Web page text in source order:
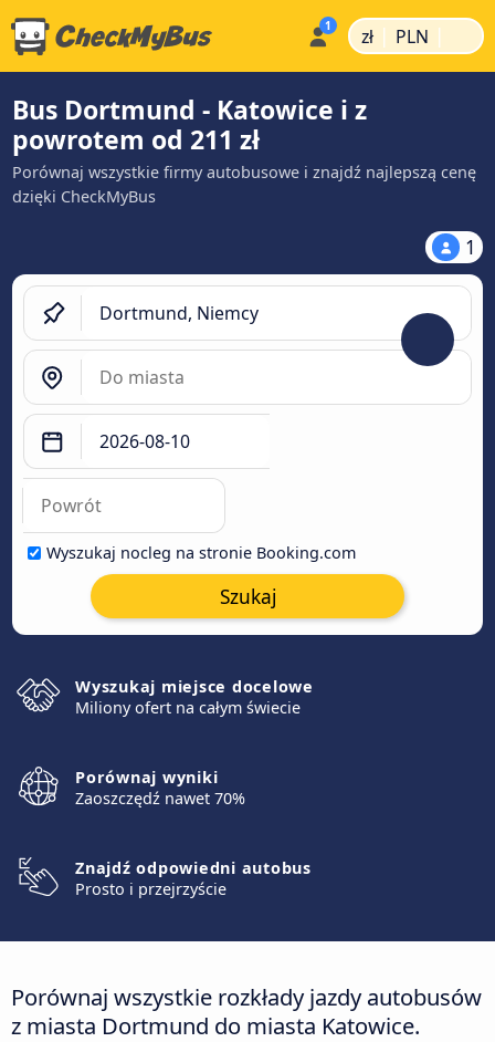
zł | PLN |
Bus Dortmund - Katowice i z
powrotem od 211 zł
Porównaj wszystkie firmy autobusowe i znajdź najlepszą cenę
dzięki CheckMyBus
1
Wyszukaj nocleg na stronie Booking.com
Szukaj
Wyszukaj miejsce docelowe
Miliony ofert na całym świecie
Porównaj wyniki
Zaoszczędź nawet 70%
Znajdź odpowiedni autobus
Prosto i przejrzyście
Porównaj wszystkie rozkłady jazdy autobusów
z miasta Dortmund do miasta Katowice.